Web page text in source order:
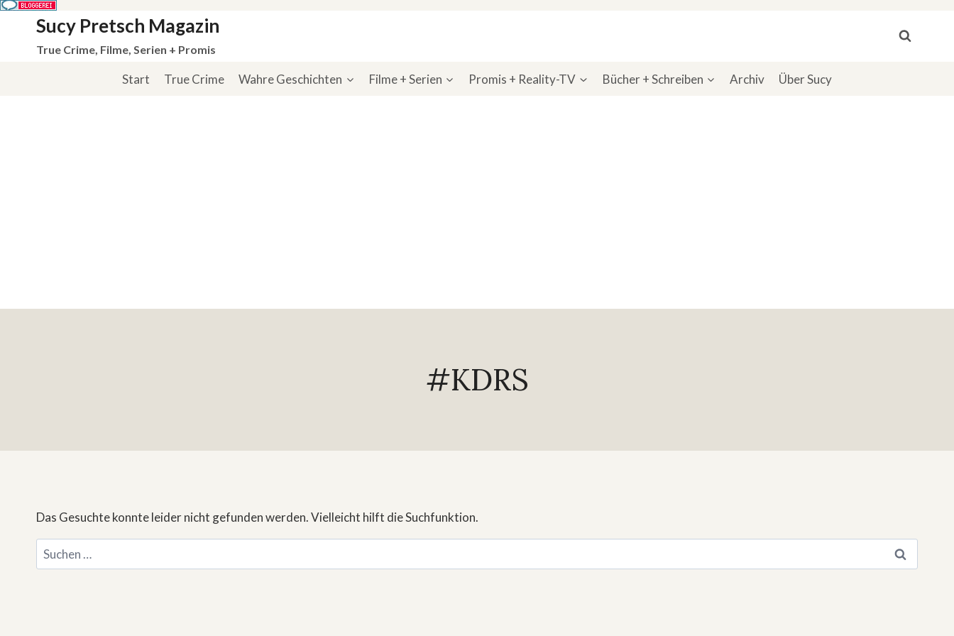
springen
Sucy Pretsch Magazin
True Crime, Filme, Serien + Promis
Start True Crime Wahre Geschichten Filme + Serien Promis + Reality-TV Bücher + Schreiben Archiv Über Sucy
#KDRS
Das Gesuchte konnte leider nicht gefunden werden. Vielleicht hilft die Suchfunktion.
Suchen
nach: